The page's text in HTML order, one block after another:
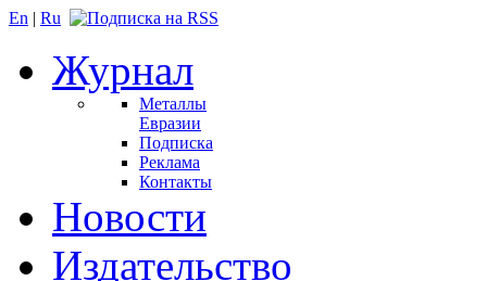
En | Ru
Журнал
Металлы
Евразии
Подписка
Реклама
Контакты
Новости
Издательство